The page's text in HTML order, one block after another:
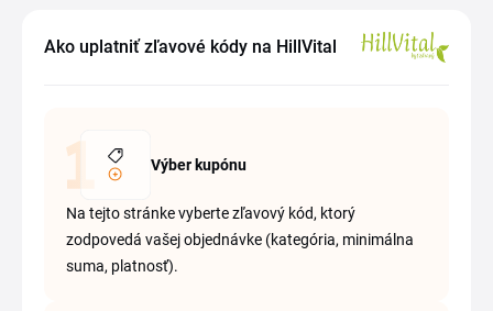
Ako uplatniť zľavové kódy na HillVital
Výber kupónu
Na tejto stránke vyberte zľavový kód, ktorý
zodpovedá vašej objednávke (kategória, minimálna
suma, platnosť).